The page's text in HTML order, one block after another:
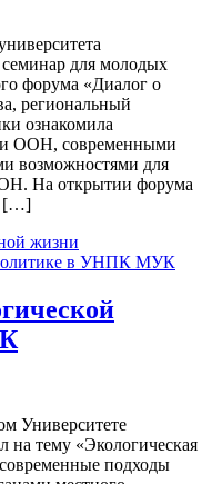
для молодых
форума «Диалог о
региональный
ознакомила
ООН, современными
возможностями для
На открытии форума
[…]
жизни
Университете
на тему «Экологическая
подходы